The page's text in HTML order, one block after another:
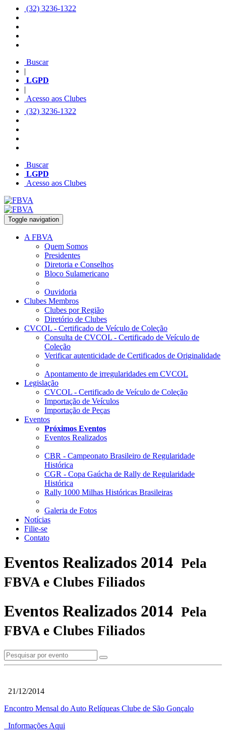
(32) 3236-1322
Buscar
|
LGPD
|
Acesso aos Clubes
(32) 3236-1322
Buscar
LGPD
Acesso aos Clubes
Toggle navigation
A FBVA
Quem Somos
Presidentes
Diretoria e Conselhos
Bloco Sulamericano
Ouvidoria
Clubes Membros
Clubes por Região
Diretório de Clubes
CVCOL - Certificado de Veículo de Coleção
Consulta de CVCOL - Certificado de Veículo de
Coleção
Verificar autenticidade de Certificados de Originalidade
Apontamento de irregularidades em CVCOL
Legislação
CVCOL - Certificado de Veículo de Coleção
Importação de Veículos
Importação de Peças
Eventos
Próximos Eventos
Eventos Realizados
CBR - Campeonato Brasileiro de Regularidade
Histórica
CGR - Copa Gaúcha de Rally de Regularidade
Histórica
Rally 1000 Milhas Históricas Brasileiras
Galeria de Fotos
Notícias
Filie-se
Contato
Eventos Realizados 2014 Pela
FBVA e Clubes Filiados
Eventos Realizados 2014 Pela
FBVA e Clubes Filiados
21/12/2014
Encontro Mensal do Auto Relíqueas Clube de São Gonçalo
Informações Aqui